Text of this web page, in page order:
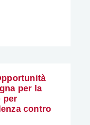
per la
per
contro